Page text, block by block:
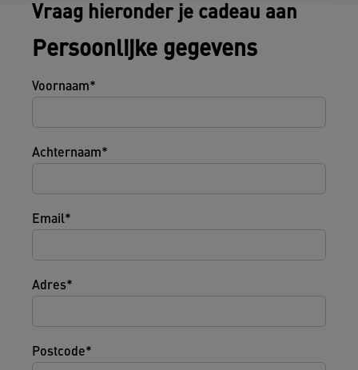
Vraag hieronder je cadeau aan
Persoonlijke gegevens
Voornaam
Achternaam
Email
Adres
Postcode